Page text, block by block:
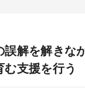
誤解を解きな
む支援を行う